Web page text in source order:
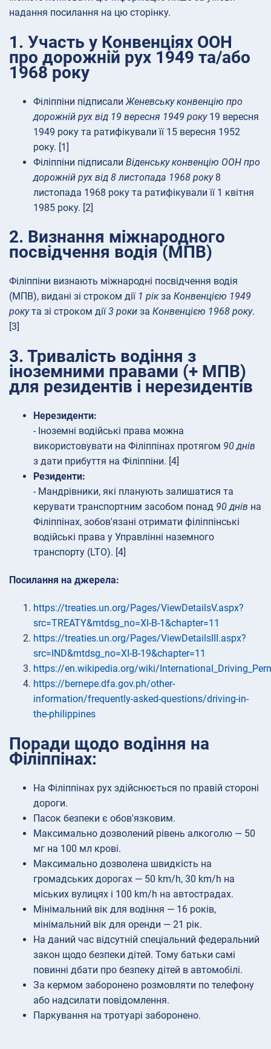
надання посилання на цю сторінку.
1. Участь у Конвенціях ООН
про дорожній рух 1949 та/або
1968 року
Філіппіни підписалиЖеневську конвенцію про
дорожній рух від 19 вересня 1949 року19 вересня
1949 року та ратифікували її 15 вересня 1952
року. [1]
Філіппіни підписали Віденську конвенцію ООН про
дорожній рух від 8 листопада 1968 року8
листопада 1968 року та ратифікували її 1 квітня
1985 року. [2]
2. Визнання міжнародного
посвідчення водія (МПВ)
Філіппіни визнають міжнародні посвідчення водія
(МПВ), видані зі строком дії 1 рікза Конвенцією 1949
рокута зі строком дії3 роки за Конвенцією 1968 року.
[3]
3. Тривалість водіння з
іноземними правами (+ МПВ)
для резидентів і нерезидентів
Нерезиденти:
- Іноземні водійські права можна
використовувати на Філіппінах протягом 90 днів
з дати прибуття на Філіппіни. [4]
Резиденти:
- Мандрівники, які планують залишатися та
керувати транспортним засобом понад 90 днів на
Філіппінах, зобов'язані отримати філіппінські
водійські права у Управлінні наземного
транспорту (LTO). [4]
Посилання на джерела:
https://treaties.un.org/Pages/ViewDetailsV.aspx?
src=TREATY&mtdsg_no=XI-B-1&chapter=11
https://treaties.un.org/Pages/ViewDetailsIII.aspx?
src=IND&mtdsg_no=XI-B-19&chapter=11
https://en.wikipedia.org/wiki/
https://bernepe.dfa.gov.ph/other-
information/frequently-asked-questions/driving-in-
the-philippines
Поради щодо водіння на
Філіппінах:
На Філіппінах рух здійснюється по правій стороні
дороги.
Пасок безпеки є обов'язковим.
Максимально дозволений рівень алкоголю — 50
мг на 100 мл крові.
Максимально дозволена швидкість на
громадських дорогах — 50 km/h, 30 km/h на
міських вулицях і 100 km/h на автострадах.
Мінімальний вік для водіння — 16 років,
мінімальний вік для оренди — 21 рік.
На даний час відсутній спеціальний федеральний
закон щодо безпеки дітей. Тому батьки самі
повинні дбати про безпеку дітей в автомобілі.
За кермом заборонено розмовляти по телефону
або надсилати повідомлення.
Паркування на тротуарі заборонено.